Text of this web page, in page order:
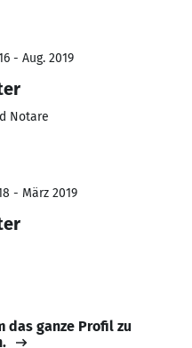
- Aug. 2019
Notare
- März 2019
das ganze Profil zu